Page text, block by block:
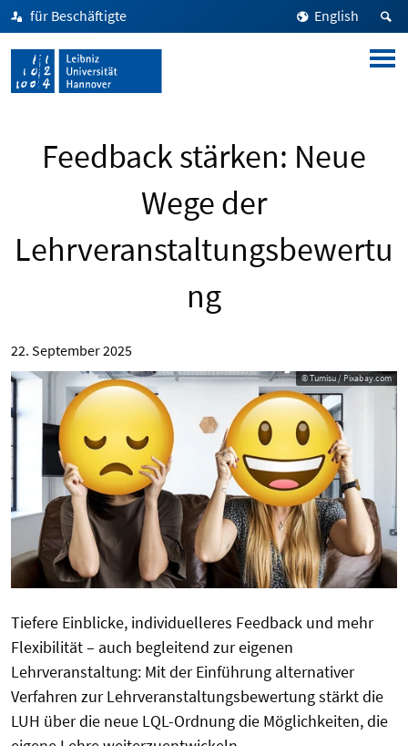
für Beschäftigte English
Feedback stärken: Neue
Wege der
Lehrveranstaltungsbewertu
ng
22. September 2025
© Tumisu / Pixabay.com
Tiefere Einblicke, individuelleres Feedback und mehr
Flexibilität – auch begleitend zur eigenen
Lehrveranstaltung: Mit der Einführung alternativer
Verfahren zur Lehrveranstaltungsbewertung stärkt die
LUH über die neue LQL-Ordnung die Möglichkeiten, die